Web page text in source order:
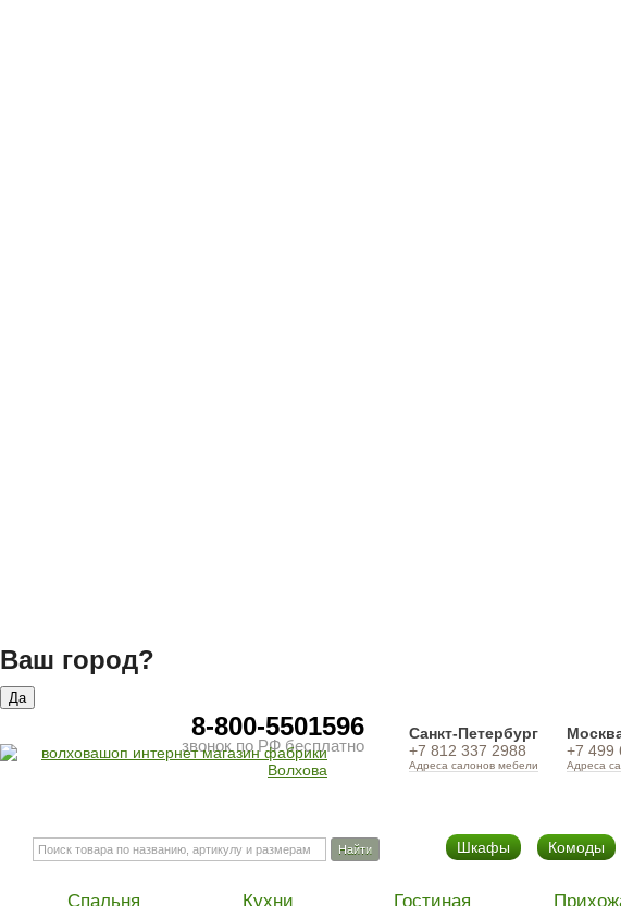
Ваш город?
Да
Санкт-Петербург
+7 812 337 2988
Адреса салонов мебели
+7 499
Адреса
8-800-5501596
звонок по РФ бесплатно
Шкафы Комоды
Спальня Кухни Гостиная